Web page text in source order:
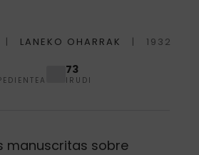
LANEKO OHARRAK 1932
73
IRUDI
manuscritas sobre